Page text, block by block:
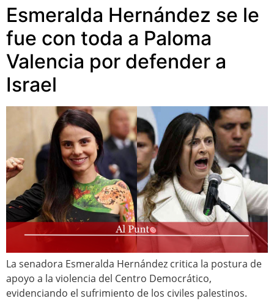
Esmeralda Hernández se le
fue con toda a Paloma
Valencia por defender a
Israel
La senadora Esmeralda Hernández critica la postura de
apoyo a la violencia del Centro Democrático,
evidenciando el sufrimiento de los civiles palestinos.